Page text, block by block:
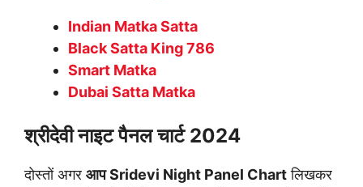
Indian Matka Satta
Black Satta King 786
Smart Matka
Dubai Satta Matka
श्रीदेवी नाइट पैनल चार्ट 2024
दोस्तों अगर आपSridevi Night Panel Chartलिखकर